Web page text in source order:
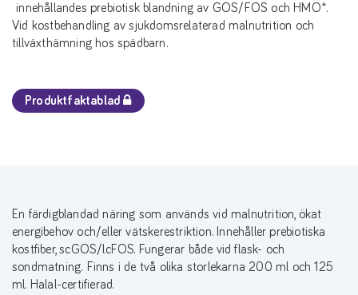
innehållandes prebiotisk blandning av GOS/FOS och HMO*.
Vid kostbehandling av sjukdomsrelaterad malnutrition och
tillväxthämning hos spädbarn.
Produktfaktablad
En färdigblandad näring som används vid malnutrition, ökat
energibehov och/eller vätskerestriktion. Innehåller prebiotiska
kostfiber, scGOS/lcFOS. Fungerar både vid flask- och
sondmatning. Finns i de två olika storlekarna 200 ml och 125
ml. Halal-certifierad.